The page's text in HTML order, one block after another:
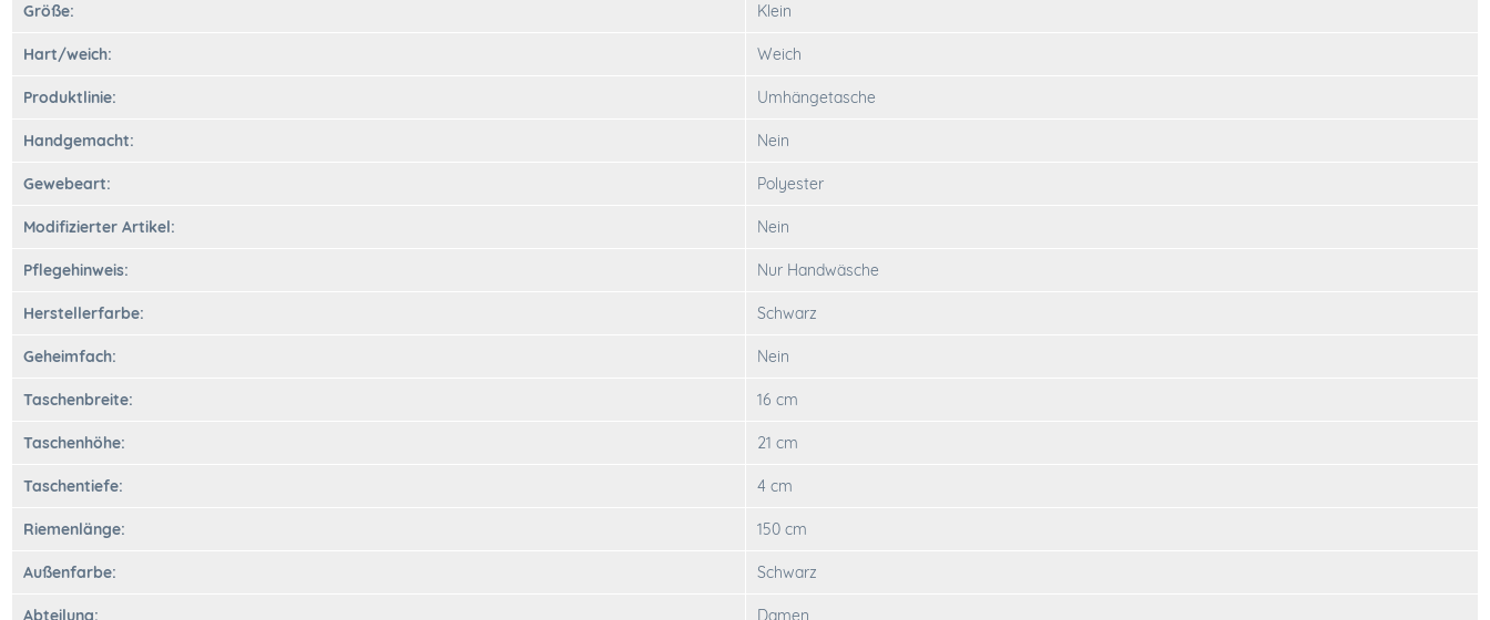
Größe: Klein
Hart/weich: Weich
Produktlinie: Umhängetasche
Handgemacht: Nein
Gewebeart: Polyester
Modifizierter Artikel: Nein
Pflegehinweis: Nur Handwäsche
Herstellerfarbe: Schwarz
Geheimfach: Nein
Taschenbreite: 16 cm
Taschenhöhe: 21 cm
Taschentiefe: 4 cm
Riemenlänge: 150 cm
Außenfarbe: Schwarz
Abteilung: Damen